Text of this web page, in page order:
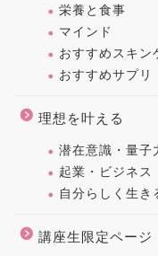
栄養と食事
マインド
おすすめスキン
おすすめサプリ
理想を叶える
潜在意識・量子
起業・ビジネス
自分らしく生き
講座生限定ページ